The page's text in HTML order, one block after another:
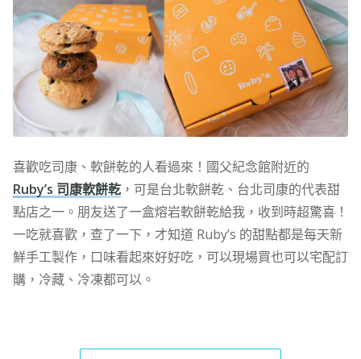
喜歡吃司康、軟餅乾的人看過來！國父紀念館附近的
Ruby’s 司康軟餅乾，可是台北軟餅乾、台北司康的代表甜
點店之一。朋友送了一盒熔岩軟餅乾給我，收到時超驚喜！
一吃就喜歡，查了一下，才知道 Ruby’s 的甜點都是每天新
鮮手工製作，口味看起來好好吃，可以現場買也可以宅配訂
購，冷藏、冷凍都可以。